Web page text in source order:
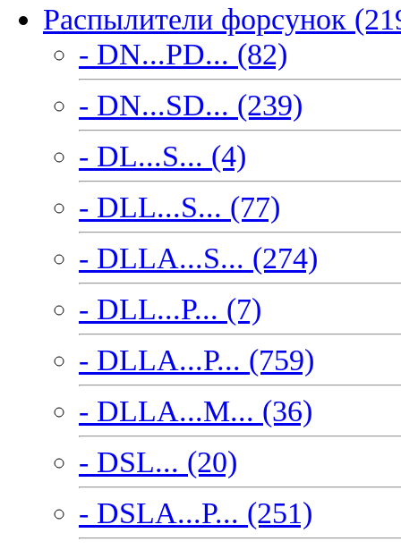
Распылители форсунок
- DN...PD... (82)
- DN...SD... (239)
- DL...S... (4)
- DLL...S... (77)
- DLLA...S... (274)
- DLL...P... (7)
- DLLA...P... (759)
- DLLA...M... (36)
- DSL... (20)
- DSLA...P... (251)